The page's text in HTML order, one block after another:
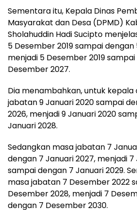
Sementara itu, Kepala Dinas
Masyarakat dan Desa (DPMD)
Sholahuddin Hadi Sucipto
5 Desember 2019 sampai
menjadi 5 Desember 2019
Desember 2027.
Dia menambahkan, untuk kepala
jabatan 9 Januari 2020 sampai
2026, menjadi 9 Januari 2020
Januari 2028.
Sedangkan masa jabatan 7
dengan 7 Januari 2027, menjadi 7
sampai dengan 7 Januari 2029.
masa jabatan 7 Desember 2022
Desember 2028, menjadi 7
dengan 7 Desember 2030.